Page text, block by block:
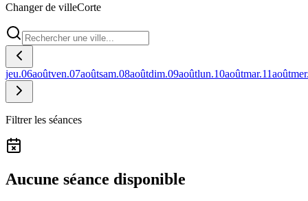
Changer de villeCorte
jeu.06aoûtven.07aoûtsam.08aoûtdim.09aoûtlun.10aoûtmar.11août
Filtrer les séances
Aucune séance disponible